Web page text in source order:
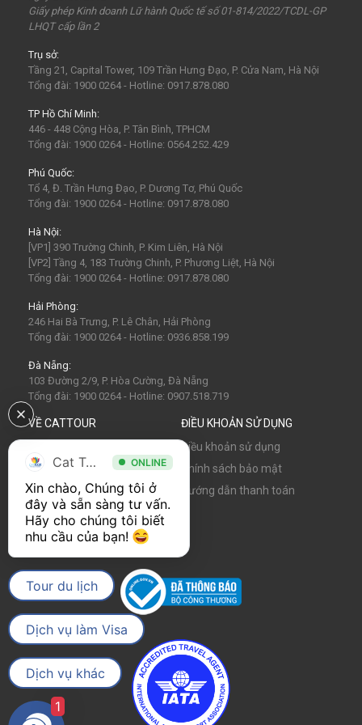
Sa Pa
30Thg4
Nha Trang
biểu tượng may mắn
con vật may mắn
osaka
du lịch Nhật Bản 7 ngày
khách sạn con nhộng
fukuoka Lào
bar Nhật Bản
mông cổ giá rể
mông cổ có gì visa mông cổ
indonesia
Maldives
Man-đi-vơ LaGi
Giấy phép Kinh doanh Lữ hành Quốc tế số 01-814/2022/TCDL-GP
LHQT cấp lần 2
Trụ sở:
Tầng 21, Capital Tower, 109 Trần Hưng Đạo, P. Cửa Nam, Hà Nội
Tổng đài: 1900 0264 - Hotline: 0917.878.080
TP Hồ Chí Minh:
446 - 448 Cộng Hòa, P. Tân Bình, TPHCM
Tổng đài: 1900 0264 - Hotline: 0564.252.429
Phú Quốc:
Tổ 4, Đ. Trần Hưng Đạo, P. Dương Tơ, Phú Quốc
Tổng đài: 1900 0264 - Hotline: 0917.878.080
Hà Nội:
[VP1] 390 Trường Chinh, P. Kim Liên, Hà Nội
[VP2] Tầng 4, 183 Trường Chinh, P. Phương Liệt, Hà Nội
Tổng đài: 1900 0264 - Hotline: 0917.878.080
Hải Phòng:
246 Hai Bà Trưng, P. Lê Chân, Hải Phòng
Tổng đài: 1900 0264 - Hotline: 0936.858.199
Đà Nẵng:
103 Đường 2/9, P. Hòa Cường, Đà Nẵng
Tổng đài: 1900 0264 - Hotline: 0907.518.719
VỀ CATTOUR
Tin tức
Hợp tác cùng Cattour
Cơ hội nghề nghiệp
ĐIỀU KHOẢN SỬ DỤNG
Điều khoản sử dụng
Chính sách bảo mật
Hướng dẫn thanh toán
Cat Tour ONLINE
Xin chào, Chúng tôi ở
đây và sẵn sàng tư vấn.
Hãy cho chúng tôi biết
nhu cầu của bạn!
Tour du lịch
Dịch vụ làm Visa
Dịch vụ khác
1